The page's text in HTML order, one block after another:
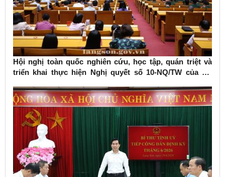
Hội nghị toàn quốc nghiên cứu, học tập, quán triệt và
triển khai thực hiện Nghị quyết số 10-NQ/TW của Bộ